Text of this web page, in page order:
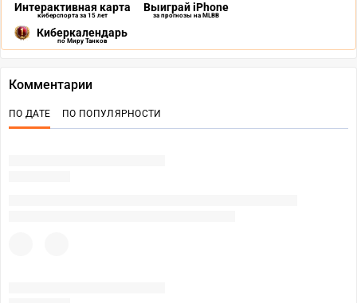
Интерактивная карта
киберспорта за 15 лет
Выиграй iPhone
за прогнозы на MLBB
Киберкалендарь
по Миру Танков
Комментарии
ПО ДАТЕ ПО ПОПУЛЯРНОСТИ